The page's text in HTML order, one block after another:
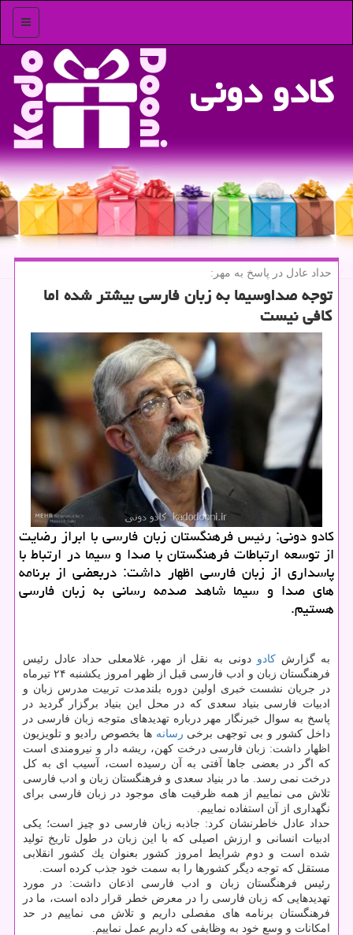
منو
كادو دونی
حداد عادل در پاسخ به مهر:
توجه صداوسیما به زبان فارسی بیشتر شده اما
كافی نیست
كادو دونی: رئیس فرهنگستان زبان فارسی با ابراز رضایت
از توسعه ارتباطات فرهنگستان با صدا و سیما در ارتباط با
پاسداری از زبان فارسی اظهار داشت: دربعضی از برنامه
های صدا و سیما شاهد صدمه رسانی به زبان فارسی
هستیم.
به گزارش كادو دونی به نقل از مهر، غلامعلی حداد عادل رئیس
فرهنگستان زبان و ادب فارسی قبل از ظهر امروز یكشنبه ۲۴ تیرماه
در جریان نشست خبری اولین دوره بلندمدت تربیت مدرس زبان و
ادبیات فارسی بنیاد سعدی كه در محل این بنیاد برگزار گردید در
پاسخ به سوال خبرنگار مهر درباره تهدیدهای متوجه زبان فارسی در
داخل كشور و بی توجهی برخی رسانه ها بخصوص رادیو و تلویزیون
اظهار داشت: زبان فارسی درخت كهن، ریشه دار و نیرومندی است
كه اگر در بعضی جاها آفتی به آن رسیده است، آسیب ای به كل
درخت نمی رسد. ما در بنیاد سعدی و فرهنگستان زبان و ادب فارسی
تلاش می نماییم از همه ظرفیت های موجود در زبان فارسی برای
نگهداری از آن استفاده نماییم.
حداد عادل خاطرنشان كرد: جاذبه زبان فارسی دو چیز است؛ یكی
ادبیات انسانی و ارزش اصیلی كه با این زبان در طول تاریخ تولید
شده است و دوم شرایط امروز كشور بعنوان یك كشور انقلابی
مستقل كه توجه دیگر كشورها را به سمت خود جذب كرده است.
رئیس فرهنگستان زبان و ادب فارسی اذعان داشت: در مورد
تهدیدهایی كه زبان فارسی را در معرض خطر قرار داده است، ما در
فرهنگستان برنامه های مفصلی داریم و تلاش می نماییم در حد
امكانات و وسع خود به وظایفی كه داریم عمل نماییم.